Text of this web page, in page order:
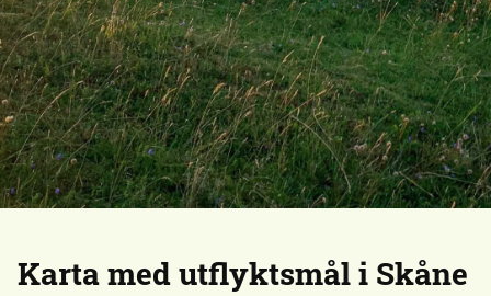
Karta med utflyktsmål i Skåne